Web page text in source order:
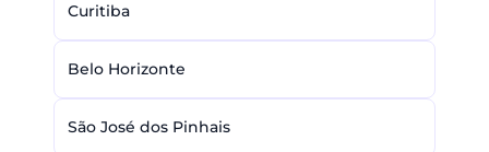
Curitiba
Belo Horizonte
São José dos Pinhais